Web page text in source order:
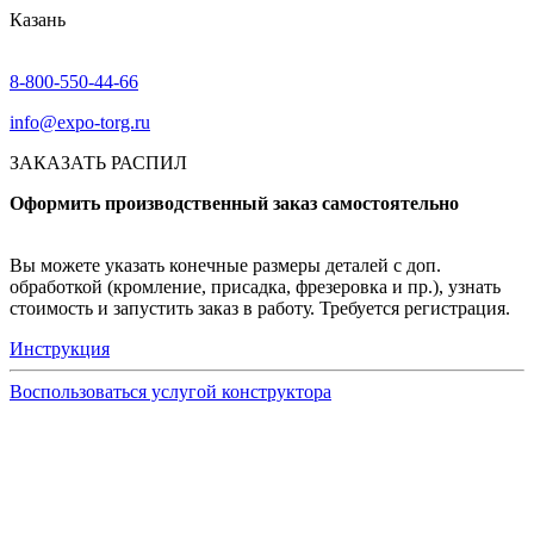
Казань
8-800-550-44-66
info@expo-torg.ru
ЗАКАЗАТЬ РАСПИЛ
Оформить производственный заказ самостоятельно
Вы можете указать конечные размеры деталей с доп.
обработкой (кромление, присадка, фрезеровка и пр.), узнать
стоимость и запустить заказ в работу. Требуется регистрация.
Инструкция
Воспользоваться услугой конструктора